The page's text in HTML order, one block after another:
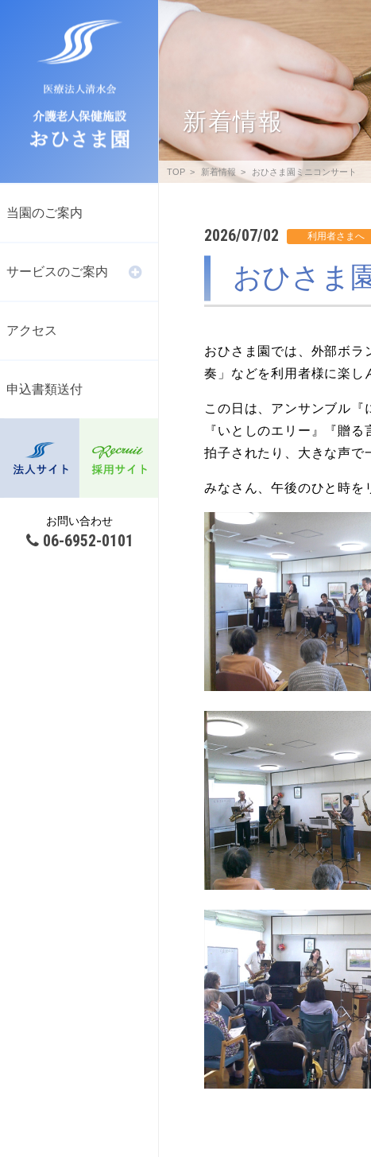
当園のご案内
サービスのご案内
アクセス
申込書類送付
お問い合わせ
06-6952-0101
新着情報
TOP 新着情報 おひさま園ミニコンサート
2026/07/02
おひさま
おひさま園では、外部ボラ
奏」などを利用者様に楽し
この日は、アンサンブル『
『いとしのエリー』『贈
拍子されたり、大きな声で
みなさん、午後のひと時を